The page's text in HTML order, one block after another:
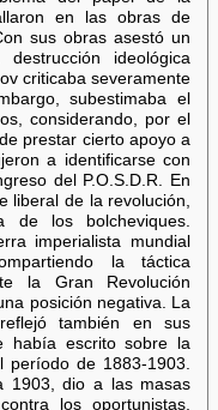
en las obras de
sus obras asestó un
ideológica
criticaba severamente
subestimaba el
considerando, por el
prestar cierto apoyo a
a identificarse con
del P.O.S.D.R. En
liberal de la revolución,
de los bolcheviques.
imperialista mundial
la táctica
la Gran Revolución
posición negativa. La
también en sus
había escrito sobre la
de 1883-1903.
1903, dio a las masas
los oportunistas,